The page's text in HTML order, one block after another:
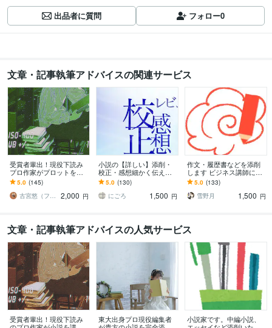
出品者に質問 フォロー0
文章・記事執筆アドバイスの関連サービス
受賞者輩出！現役下読み
プロ作家がプロットを読
みます 新人賞で結果を出
すには企画力が命！プロ
が実践的にアドバイス
5.0 (145)
古宮悠（フルミヤユウ）
2,000 円
小説の【詳しい】添削・
校正・感想細かく伝えま
す 【長編OK】誤字、時系
列矛盾、不足表現、読み
手の誤認、推敲等
5.0 (130)
にごろ
1,500 円
作文・履歴書などを添削
します ビジネス講師によ
る作文、履歴書の文面な
どの添削です。
5.0 (133)
雪野月
1,500 円
文章・記事執筆アドバイスの人気サービス
受賞者輩出！現役下読み
東大出身プロ現役編集者
小説家です。中編小説、